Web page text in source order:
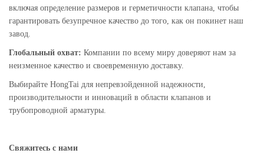
включая определение размеров и герметичности клапана, чтобы
гарантировать безупречное качество до того, как он покинет наш
завод.
Глобальный охват: Компании по всему миру доверяют нам за
неизменное качество и своевременную доставку.
Выбирайте HongTai для непревзойденной надежности,
производительности и инноваций в области клапанов и
трубопроводной арматуры.
Свяжитесь с нами